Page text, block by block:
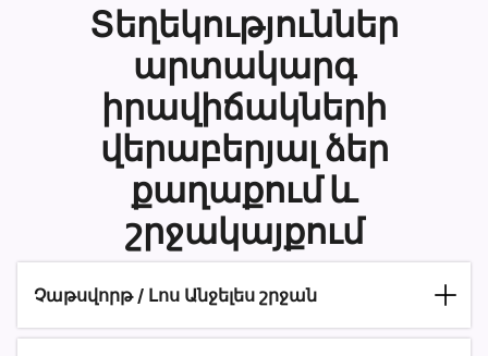
Տեղեկություններ
արտակարգ
իրավիճակների
վերաբերյալ ձեր
քաղաքում և
շրջակայքում
Section heading
Չաթսվորթ / Լոս Անջելես շրջան